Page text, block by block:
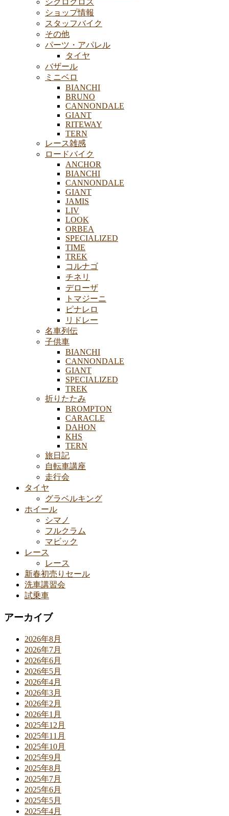
シクロクロス
ショップ情報
スタッフバイク
その他
パーツ・アパレル
タイヤ
バザール
ミニベロ
BIANCHI
BRUNO
CANNONDALE
GIANT
RITEWAY
TERN
レース雑感
ロードバイク
ANCHOR
BIANCHI
CANNONDALE
GIANT
JAMIS
LIV
LOOK
ORBEA
SPECIALIZED
TIME
TREK
コルナゴ
チネリ
デローザ
トマジーニ
ピナレロ
リドレー
名車列伝
子供車
BIANCHI
CANNONDALE
GIANT
SPECIALIZED
TREK
折りたたみ
BROMPTON
CARACLE
DAHON
KHS
TERN
旅日記
自転車講座
走行会
タイヤ
グラベルキング
ホイール
シマノ
フルクラム
マビック
レース
レース
新春初売りセール
洗車講習会
試乗車
アーカイブ
2026年8月
2026年7月
2026年6月
2026年5月
2026年4月
2026年3月
2026年2月
2026年1月
2025年12月
2025年11月
2025年10月
2025年9月
2025年8月
2025年7月
2025年6月
2025年5月
2025年4月